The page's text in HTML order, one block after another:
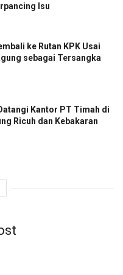
Isu
ke Rutan KPK Usai
sebagai Tersangka
Kantor PT Timah di
Ricuh dan Kebakaran